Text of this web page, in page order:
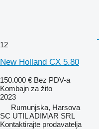
12
New Holland CX 5.80
150.000 € Bez PDV-a
Kombajn za žito
2023
Rumunjska, Harsova
SC UTIL ADIMAR SRL
Kontaktirajte prodavatelja